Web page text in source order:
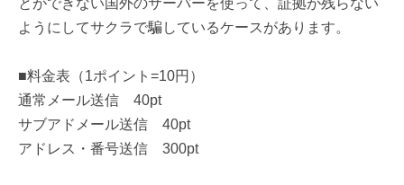
とができない国外のサーバーを使って、証拠が残らない
ようにしてサクラで騙しているケースがあります。
■料金表（1ポイント=10円）
通常メール送信 40pt
サブアドメール送信 40pt
アドレス・番号送信 300pt